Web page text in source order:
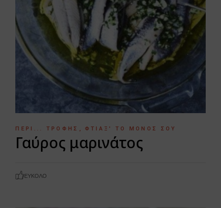
ΠΕΡΊ... ΤΡΟΦΉΣ ΦΤΙΆΞ' ΤΟ ΜΌΝΟΣ ΣΟΥ
Γαύρος μαρινάτος
ΕΎΚΟΛΟ